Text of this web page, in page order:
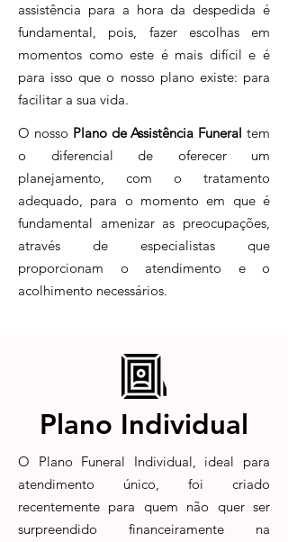
assistência para a hora da despedida é
fundamental, pois, fazer escolhas em
momentos como este é mais difícil e é
para isso que o nosso plano existe: para
facilitar a sua vida.
O nosso Plano de Assistência Funeral tem
o diferencial de oferecer um
planejamento, com o tratamento
adequado, para o momento em que é
fundamental amenizar as preocupações,
através de especialistas que
proporcionam o atendimento e o
acolhimento necessários.
Plano Individual
O Plano Funeral Individual, ideal para
atendimento único, foi criado
recentemente para quem não quer ser
surpreendido financeiramente na